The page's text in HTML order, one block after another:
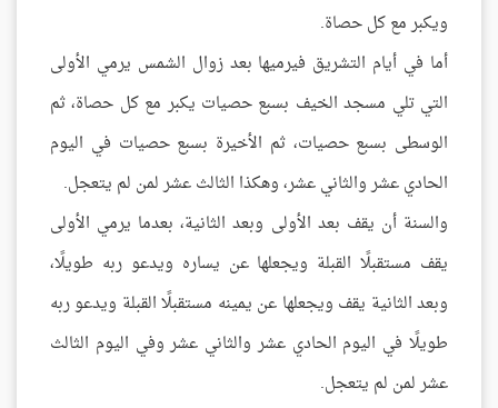
ويكبر مع كل حصاة.
أما في أيام التشريق فيرميها بعد زوال الشمس يرمي الأولى
التي تلي مسجد الخيف بسبع حصيات يكبر مع كل حصاة، ثم
الوسطى بسبع حصيات، ثم الأخيرة بسبع حصيات في اليوم
الحادي عشر والثاني عشر، وهكذا الثالث عشر لمن لم يتعجل.
والسنة أن يقف بعد الأولى وبعد الثانية، بعدما يرمي الأولى
يقف مستقبلًا القبلة ويجعلها عن يساره ويدعو ربه طويلًا،
وبعد الثانية يقف ويجعلها عن يمينه مستقبلًا القبلة ويدعو ربه
طويلًا في اليوم الحادي عشر والثاني عشر وفي اليوم الثالث
عشر لمن لم يتعجل.